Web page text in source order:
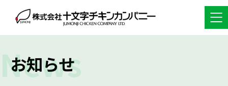
お知らせ
News